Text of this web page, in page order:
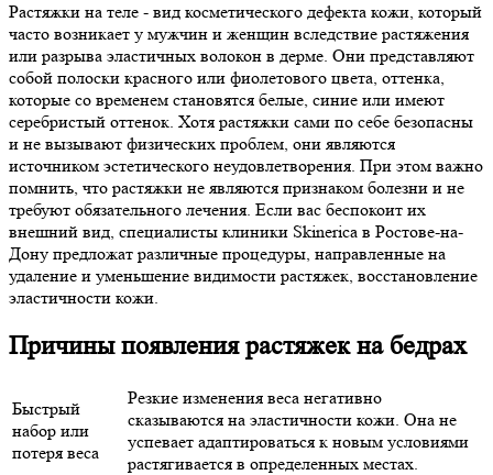
Растяжки на теле - вид косметического дефекта кожи, который
часто возникает у мужчин и женщин вследствие растяжения
или разрыва эластичных волокон в дерме. Они представляют
собой полоски красного или фиолетового цвета, оттенка,
которые со временем становятся белые, синие или имеют
серебристый оттенок. Хотя растяжки сами по себе безопасны
и не вызывают физических проблем, они являются
источником эстетического неудовлетворения. При этом важно
помнить, что растяжки не являются признаком болезни и не
требуют обязательного лечения. Если вас беспокоит их
внешний вид, специалисты клиники Skinerica в Ростове-на-
Дону предложат различные процедуры, направленные на
удаление и уменьшение видимости растяжек, восстановление
эластичности кожи.
Причины появления растяжек на бедрах
Быстрый
набор или
потеря веса
Резкие изменения веса негативно
сказываются на эластичности кожи. Она не
успевает адаптироваться к новым условиями
растягивается в определенных местах.